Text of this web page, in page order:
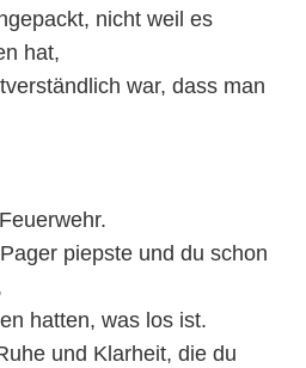
nicht weil es
hat,
war, dass man
piepste und du schon
hatten, was los ist.
und Klarheit, die du